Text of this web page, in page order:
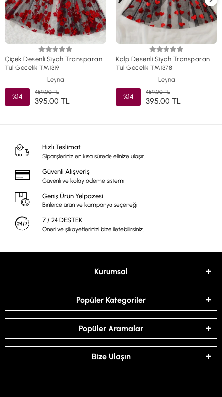
Çiçek Desenli Siyah Transparan
Tül Gecelik TM1319
Leyna
%14
459,00 TL
395,00 TL
Kalp Desenli Siyah Transparan
Tül Gecelik TM1378
Leyna
%14
459,00 TL
395,00 TL
Hızlı Teslimat
Siparişleriniz en kısa sürede elinize ulaşır.
Güvenli Alışveriş
Güvenli ve kolay ödeme sistemi
Geniş Ürün Yelpazesi
Binlerce ürün ve kampanya seçeneği
7 / 24 DESTEK
Öneri ve şikayetlerinizi bize iletebilirsiniz.
Kurumsal
Popüler Kategoriler
Popüler Aramalar
Bize Ulaşın